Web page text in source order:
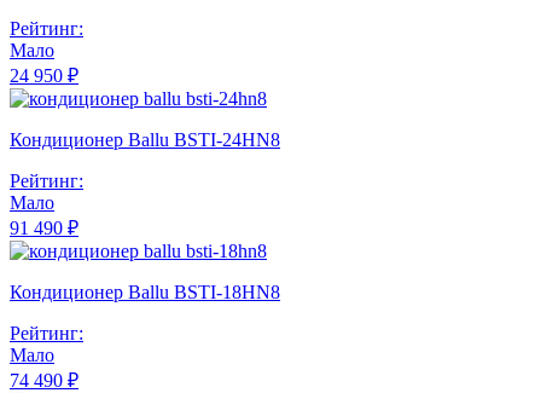
Рейтинг:
Мало
24 950 ₽
Кондиционер Ballu BSTI-24HN8
Рейтинг:
Мало
91 490 ₽
Кондиционер Ballu BSTI-18HN8
Рейтинг:
Мало
74 490 ₽